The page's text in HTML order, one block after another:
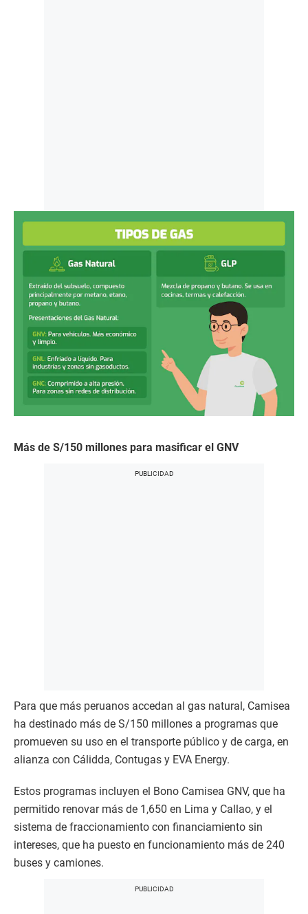
Más de S/150 millones para masificar el GNV
Para que más peruanos accedan al gas natural, Camisea
ha destinado más de S/150 millones a programas que
promueven su uso en el transporte público y de carga, en
alianza con Cálidda, Contugas y EVA Energy.
Estos programas incluyen el Bono Camisea GNV, que ha
permitido renovar más de 1,650 en Lima y Callao, y el
sistema de fraccionamiento con financiamiento sin
intereses, que ha puesto en funcionamiento más de 240
buses y camiones.